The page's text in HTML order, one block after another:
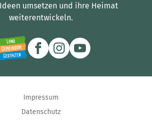
umsetzen und ihre Heimat
weiterentwickeln.
Impressum
Datenschutz